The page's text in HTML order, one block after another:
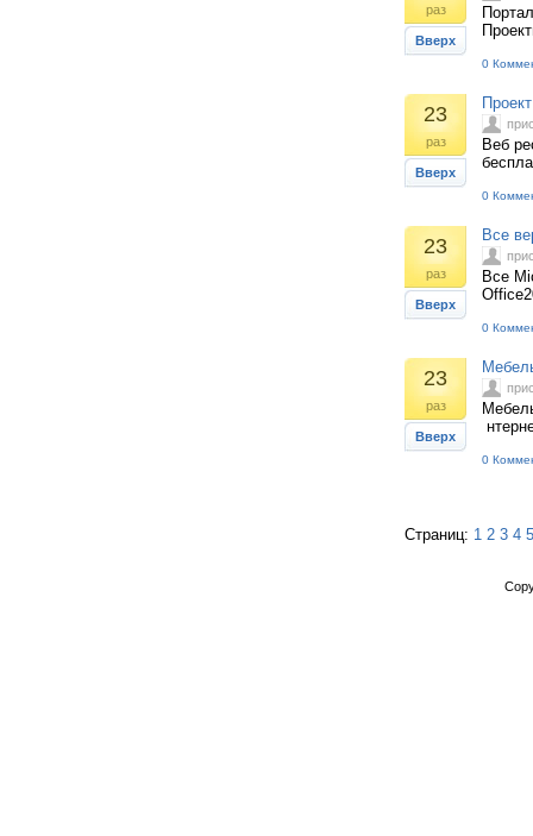
раз
Вверх
0
23
раз
Вверх
Веб
0
23
раз
Вверх
Все
Все
0
23
раз
Вверх
0
Страниц: 1 2 3 4 5